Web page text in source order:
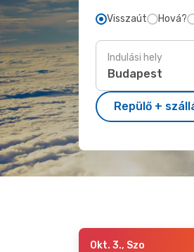
Visszaút Hová?
Indulási hely
Repülő +
Okt. 3., Szo